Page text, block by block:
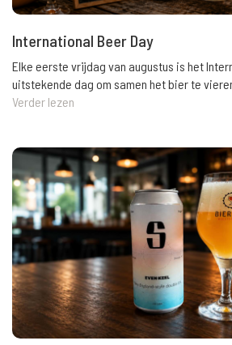
International Beer Day
Elke eerste vrijdag van augustus is het
uitstekende dag om samen het bier te
Verder lezen